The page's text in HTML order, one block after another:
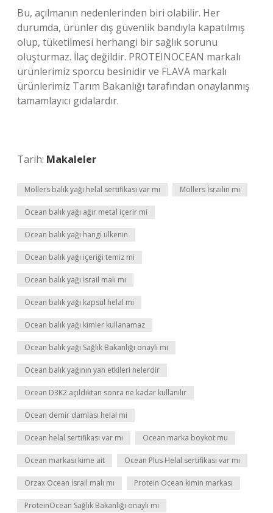
Bu, açılmanın nedenlerinden biri olabilir. Her
durumda, ürünler dış güvenlik bandıyla kapatılmış
olup, tüketilmesi herhangi bir sağlık sorunu
oluşturmaz. İlaç değildir. PROTEINOCEAN markalı
ürünlerimiz sporcu besinidir ve FLAVA markalı
ürünlerimiz Tarım Bakanlığı tarafından onaylanmış
tamamlayıcı gıdalardır.
Tarih: Makaleler
Möllers balık yağı helal sertifikası var mı Möllers İsrailin mi
Ocean balık yağı ağır metal içerir mi
Ocean balık yağı hangi ülkenin
Ocean balık yağı içeriği temiz mi
Ocean balık yağı İsrail malı mı
Ocean balık yağı kapsül helal mi
Ocean balık yağı kimler kullanamaz
Ocean balık yağı Sağlık Bakanlığı onaylı mı
Ocean balık yağının yan etkileri nelerdir
Ocean D3K2 açıldıktan sonra ne kadar kullanılır
Ocean demir damlası helal mi
Ocean helal sertifikası var mı Ocean marka boykot mu
Ocean markası kime ait Ocean Plus Helal sertifikası var mı
Orzax Ocean İsrail malı mı Protein Ocean kimin markası
ProteinOcean Sağlık Bakanlığı onaylı mı